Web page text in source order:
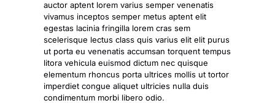
auctor aptent lorem varius semper venenatis
vivamus inceptos semper metus aptent elit
egestas lacinia fringilla lorem cras sem
scelerisque lectus class quis varius elit elit purus
ut porta eu venenatis accumsan torquent tempus
litora vehicula euismod dictum nec quisque
elementum rhoncus porta ultrices mollis ut tortor
imperdiet congue aliquet ultricies nulla duis
condimentum morbi libero odio.